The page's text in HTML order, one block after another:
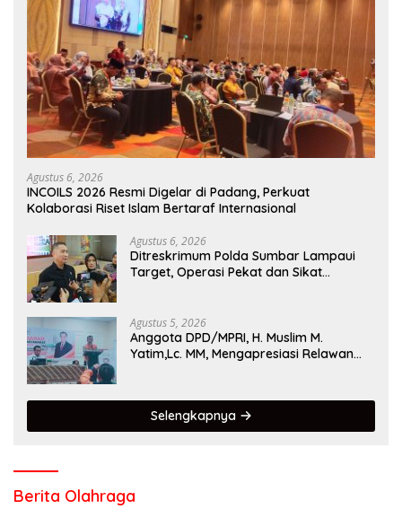
Agustus 6, 2026
INCOILS 2026 Resmi Digelar di Padang, Perkuat
Kolaborasi Riset Islam Bertaraf Internasional
Agustus 6, 2026
Ditreskrimum Polda Sumbar Lampaui
Target, Operasi Pekat dan Sikat
Agustus 5, 2026
Anggota DPD/MPRI, H. Muslim M.
Yatim,Lc. MM, Mengapresiasi Relawan
Selengkapnya
Berita Olahraga